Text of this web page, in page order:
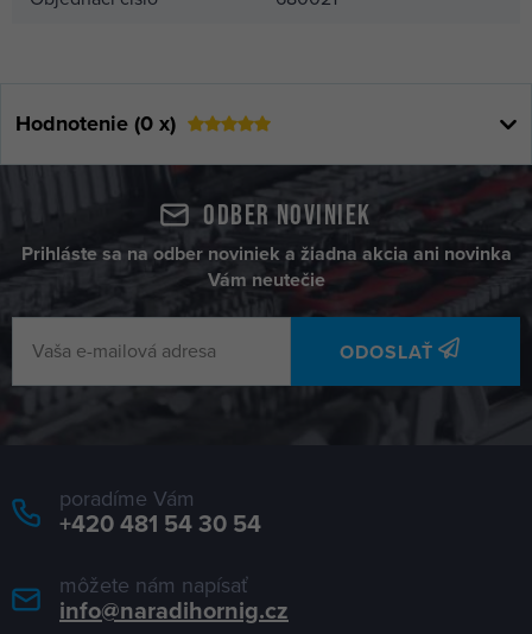
6,77 €
Hodnotenie (0 x)
Odber noviniek
Prihláste sa na odber noviniek a žiadna akcia ani novinka
Vám neutečie
ODOSLAŤ
poradíme Vám
+420 481 54 30 54
môžete nám napísať
info@naradihornig.cz